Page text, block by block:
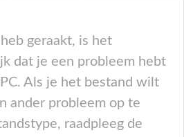
geraakt, is het
dat je een probleem hebt
Als je het bestand wilt
ander probleem op te
raadpleeg de